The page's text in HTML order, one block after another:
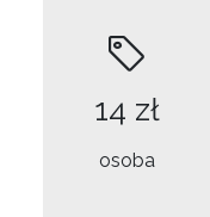
14 zł
osoba